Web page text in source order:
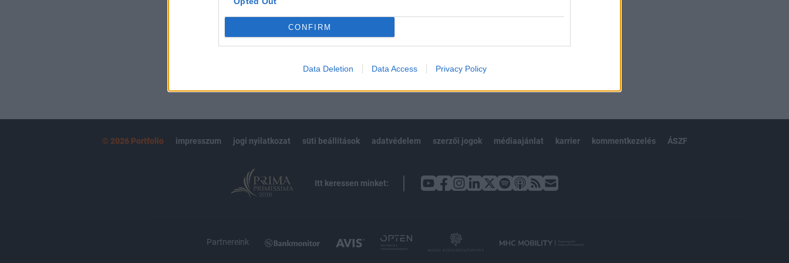
CONFIRM
Data Deletion Data Access Privacy Policy
Előfizetés
BEJELENTKEZÉS
© 2026 Portfolio impresszum jogi nyilatkozat süti beállítások adatvédelem szerzői jogok médiaajánlat karrier kommentkezelés ÁSZF
Itt keressen minket:
Partnereink